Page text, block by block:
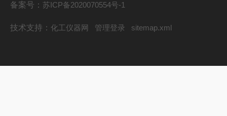
备案号： 苏ICP备2020070554号-1
技术支持： 化工仪器网 管理登录 sitemap.xml